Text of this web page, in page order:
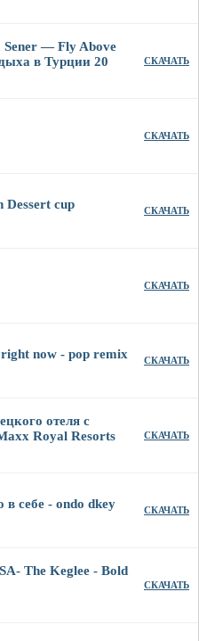
Sener — Fly Above
в Турции 20
СКАЧАТЬ
СКАЧАТЬ
cup СКАЧАТЬ
СКАЧАТЬ
now - pop remix СКАЧАТЬ
отеля с
Royal Resorts
СКАЧАТЬ
в себе - ondo dkey СКАЧАТЬ
The Keglee - Bold
СКАЧАТЬ